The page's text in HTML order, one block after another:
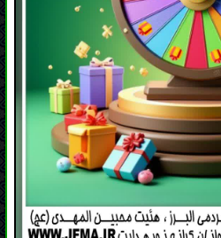
ماه مبارک رمضان مسابقه
0935++++990 |
0915++++603 |
0935++++950 |